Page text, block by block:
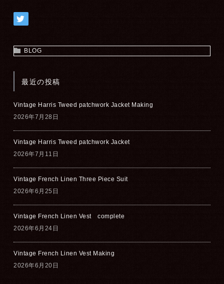
BLOG
最近の投稿
Vintage Harris Tweed patchwork Jacket Making
2026年7月28日
Vintage Harris Tweed patchwork Jacket
2026年7月11日
Vintage French Linen Three Piece Suit
2026年6月25日
Vintage French Linen Vest complete
2026年6月24日
Vintage French Linen Vest Making
2026年6月20日